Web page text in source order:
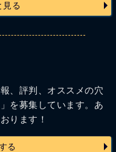
見る
、評判、オススメの穴
を募集しています。あ
ります！
る